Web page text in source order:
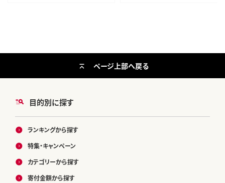
目的別に探す
ランキングから探す
特集・キャンペーン
カテゴリーから探す
寄付金額から探す
ページ上部へ戻る